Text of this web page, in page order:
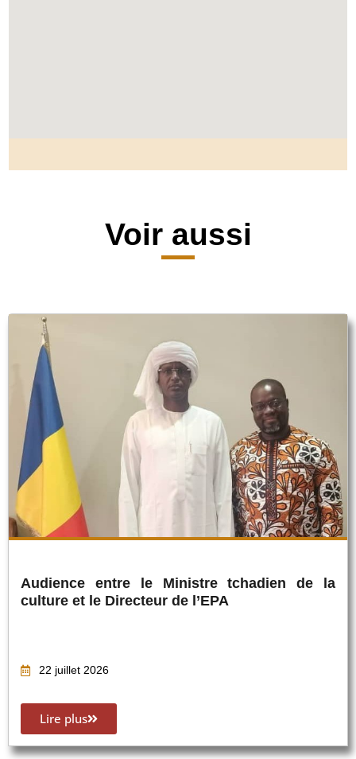
Voir aussi
Audience entre le Ministre tchadien de la
culture et le Directeur de l’EPA
22 juillet 2026
Lire plus